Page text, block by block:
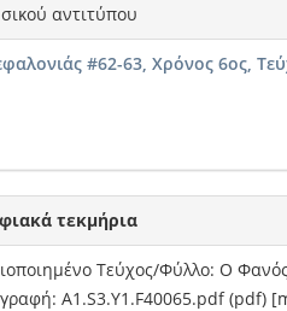
αντιτύπου
#62-63, Χρόνος 6ος,
τεκμήρια
Τεύχος/Φύλλο: Ο
A1.S3.Y1.F40065.pdf (pdf)